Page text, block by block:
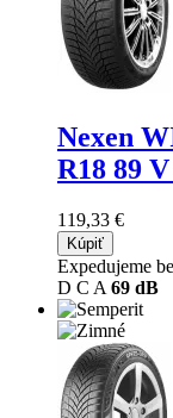
Nexen
R18 89
119,33 €
Kúpiť
Expedujeme
D C A 69 dB